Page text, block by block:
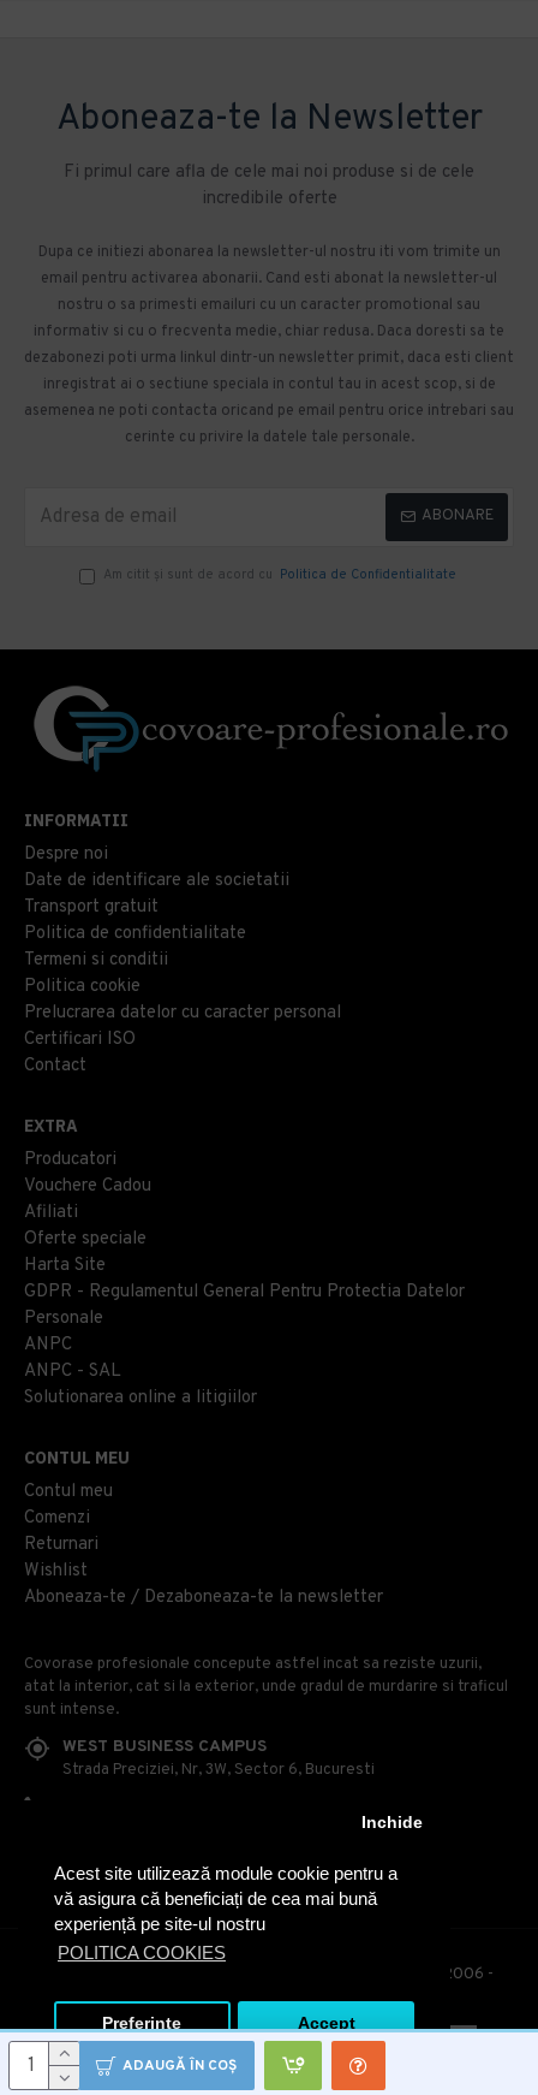
Acest site utilizează module cookie pentru a
vă asigura că beneficiați de cea mai bună
experiență pe site-ul nostru
POLITICA COOKIES
Inchide
Preferinte Accept
ADAUGĂ ÎN COŞ
Aboneaza-te la Newsletter
Fi primul care afla de cele mai noi produse si de cele
incredibile oferte
Dupa ce initiezi abonarea la newsletter-ul nostru iti vom trimite un
email pentru activarea abonarii. Cand esti abonat la newsletter-ul
nostru o sa primesti emailuri cu un caracter promotional sau
informativ si cu o frecventa medie, chiar redusa. Daca doresti sa te
dezabonezi poti urma linkul dintr-un newsletter primit, daca esti client
inregistrat ai o sectiune speciala in contul tau in acest scop, si de
asemenea ne poti contacta oricand pe email pentru orice intrebari sau
cerinte cu privire la datele tale personale.
ABONARE
Am citit şi sunt de acord cu Politica de Confidentialitate
INFORMATII
Despre noi
Date de identificare ale societatii
Transport gratuit
Politica de confidentialitate
Termeni si conditii
Politica cookie
Prelucrarea datelor cu caracter personal
Certificari ISO
Contact
EXTRA
Producatori
Vouchere Cadou
Afiliati
Oferte speciale
Harta Site
GDPR - Regulamentul General Pentru Protectia Datelor
Personale
ANPC
ANPC - SAL
Solutionarea online a litigiilor
CONTUL MEU
Contul meu
Comenzi
Returnari
Wishlist
Aboneaza-te / Dezaboneaza-te la newsletter
Covorase profesionale concepute astfel incat sa reziste uzurii,
atat la interior, cat si la exterior, unde gradul de murdarire si traficul
sunt intense.
WEST BUSINESS CAMPUS
Strada Preciziei, Nr, 3W, Sector 6, Bucuresti
OFFICE@COVOARE-PROFESIONALE.RO
© Covoare Profesionale - Toate drepturile rezervate. 2006 -